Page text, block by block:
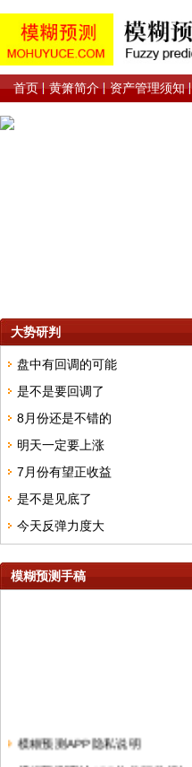
首页 黄箫简介 资产管理须知
大势研判
盘中有回调的可能
是不是要回调了
8月份还是不错的
明天一定要上涨
7月份有望正收益
是不是见底了
今天反弹力度大
模糊预测手稿
模糊预测APP隐私说明